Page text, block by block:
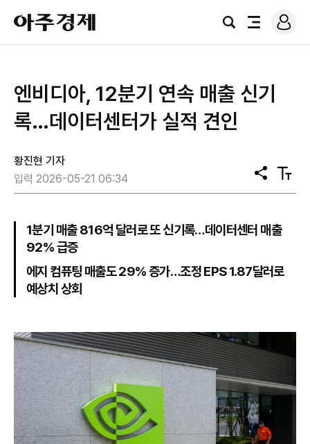
아
주
경
검
전
로
그
엔비디아, 12분기 연속 매출 신기
록…데이터센터가 실적 견인
황진현 기자
입력 2026-05-21 06:34
공
유
텍
스
1분기 매출 816억 달러로 또 신기록…데이터센터 매출
92% 급증
에지 컴퓨팅 매출도 29% 증가…조정 EPS 1.87달러로
예상치 상회